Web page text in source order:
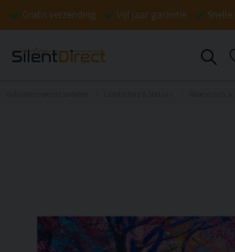
Gratis verzending Vijf jaar garantie